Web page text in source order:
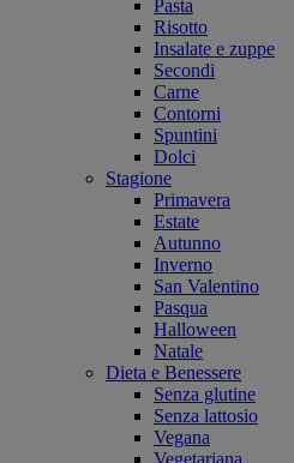
Pasta
Risotto
Insalate e zuppe
Secondi
Carne
Contorni
Spuntini
Dolci
Stagione
Primavera
Estate
Autunno
Inverno
San Valentino
Pasqua
Halloween
Natale
Dieta e Benessere
Senza glutine
Senza lattosio
Vegana
Vegetariana